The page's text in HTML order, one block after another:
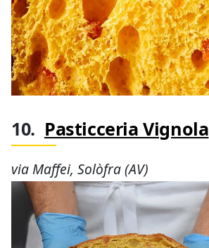
10. Pasticceria Vignola
via Maffei, Solòfra (AV)